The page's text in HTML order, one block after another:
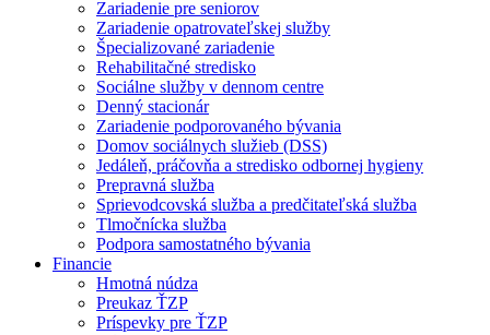
Zariadenie pre seniorov
Zariadenie opatrovateľskej služby
Špecializované zariadenie
Rehabilitačné stredisko
Sociálne služby v dennom centre
Denný stacionár
Zariadenie podporovaného bývania
Domov sociálnych služieb (DSS)
Jedáleň, práčovňa a stredisko odbornej hygieny
Prepravná služba
Sprievodcovská služba a predčitateľská služba
Tlmočnícka služba
Podpora samostatného bývania
Financie
Hmotná núdza
Preukaz ŤZP
Príspevky pre ŤZP